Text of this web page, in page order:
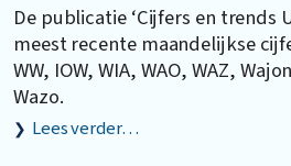
De publicatie ‘Cijfers en trends
meest recente maandelijkse
WW, IOW, WIA, WAO, WAZ,
Wazo.
Lees verder…